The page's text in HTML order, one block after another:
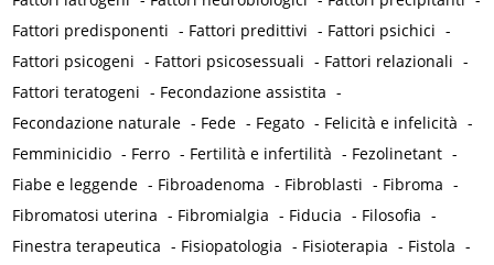
Fattori predisponenti - Fattori predittivi - Fattori psichici -
Fattori psicogeni - Fattori psicosessuali - Fattori relazionali -
Fattori teratogeni - Fecondazione assistita -
Fecondazione naturale - Fede - Fegato - Felicità e infelicità -
Femminicidio - Ferro - Fertilità e infertilità - Fezolinetant -
Fiabe e leggende - Fibroadenoma - Fibroblasti - Fibroma -
Fibromatosi uterina - Fibromialgia - Fiducia - Filosofia -
Finestra terapeutica - Fisiopatologia - Fisioterapia - Fistola -